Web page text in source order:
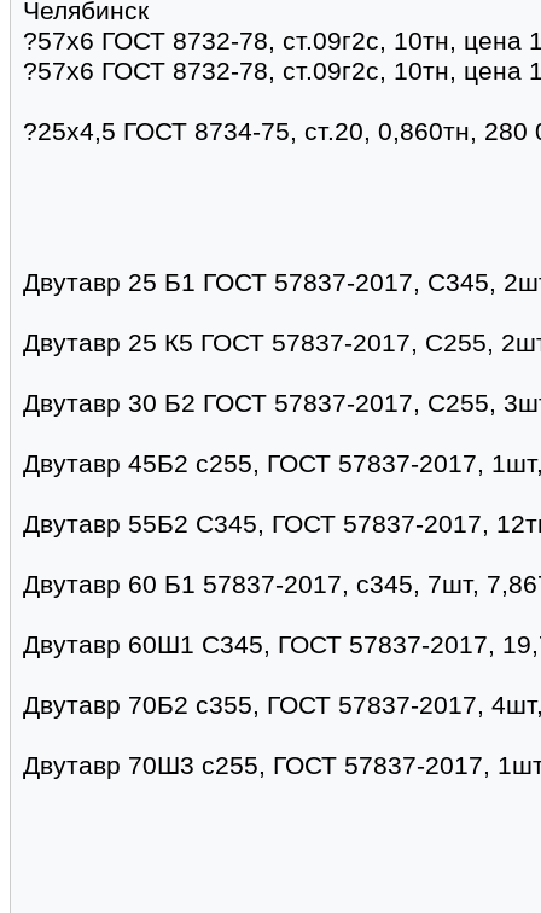
Челябинск
?57х6 ГОСТ 8732-78, ст.09г2с, 10тн, цена
?57х6 ГОСТ 8732-78, ст.09г2с, 10тн, цена
?25х4,5 ГОСТ 8734-75, ст.20, 0,860тн,
Двутавр 25 Б1 ГОСТ 57837-2017, С345,
Двутавр 25 К5 ГОСТ 57837-2017, С255,
Двутавр 30 Б2 ГОСТ 57837-2017, С255,
Двутавр 45Б2 с255, ГОСТ 57837-2017,
Двутавр 55Б2 С345, ГОСТ 57837-2017,
Двутавр 60 Б1 57837-2017, с345, 7шт,
Двутавр 60Ш1 С345, ГОСТ 57837-2017,
Двутавр 70Б2 с355, ГОСТ 57837-2017,
Двутавр 70Ш3 с255, ГОСТ 57837-2017,